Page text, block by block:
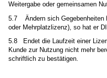
Weitergabe oder gemeinsamen
5.7 Ändern sich Gegebenheiten
oder Mehrplatzlizenz), so hat er
5.8 Endet die Laufzeit einer
Kunde zur Nutzung nicht mehr
schriftlich zu bestätigen.